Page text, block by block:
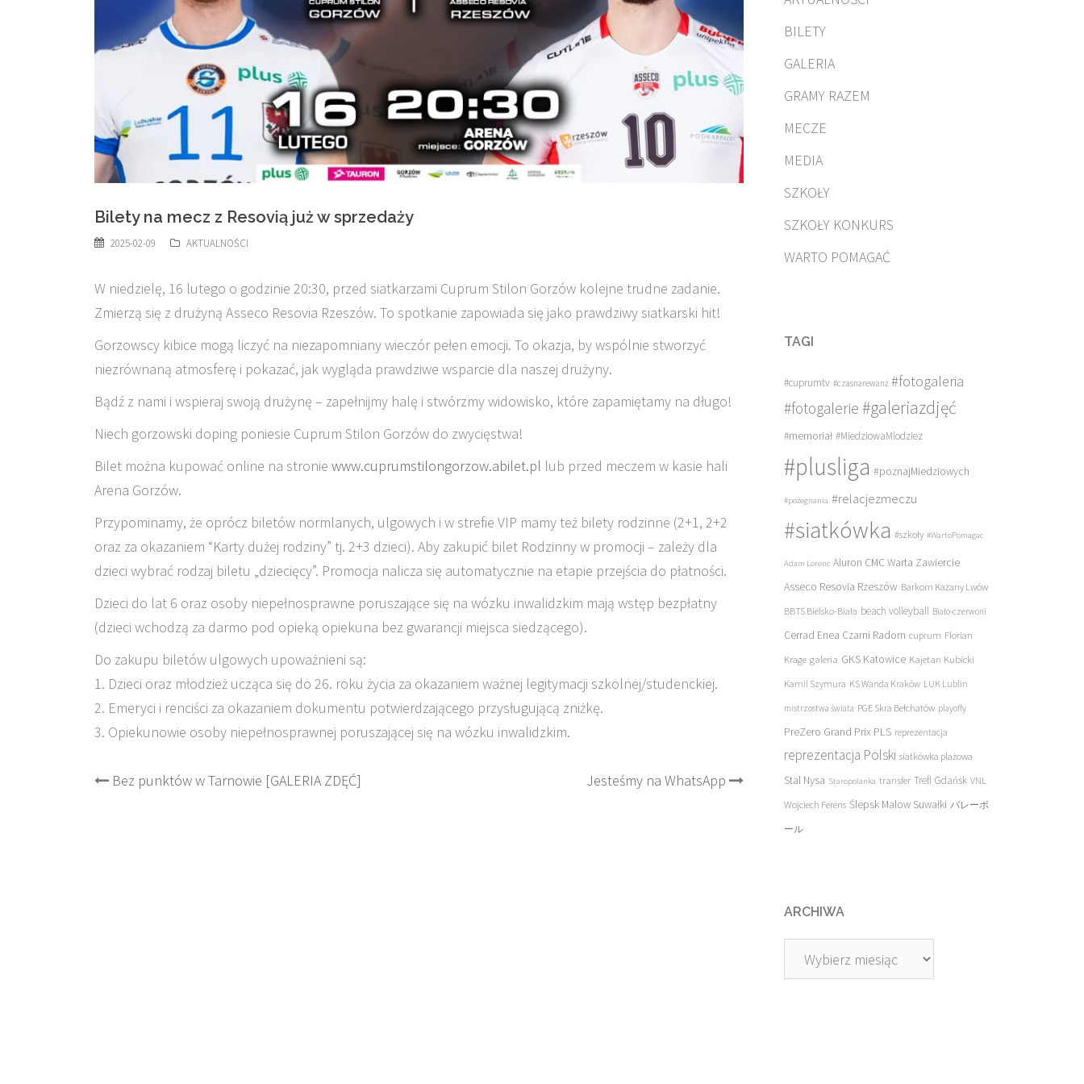
Bilety na mecz z Resovią już w sprzedaży
2025-02-09 AKTUALNOŚCI
W niedzielę, 16 lutego o godzinie 20:30, przed siatkarzami Cuprum Stilon Gorzów kolejne trudne zadanie.
Zmierzą się z drużyną Asseco Resovia Rzeszów. To spotkanie zapowiada się jako prawdziwy siatkarski hit!
Gorzowscy kibice mogą liczyć na niezapomniany wieczór pełen emocji. To okazja, by wspólnie stworzyć
niezrównaną atmosferę i pokazać, jak wygląda prawdziwe wsparcie dla naszej drużyny.
Bądź z nami i wspieraj swoją drużynę – zapełnijmy halę i stwórzmy widowisko, które zapamiętamy na długo!
Niech gorzowski doping poniesie Cuprum Stilon Gorzów do zwycięstwa!
Bilet można kupować online na stronie www.cuprumstilongorzow.abilet.pl lub przed meczem w kasie hali
Arena Gorzów.
Przypominamy, że oprócz biletów normlanych, ulgowych i w strefie VIP mamy też bilety rodzinne (2+1, 2+2
oraz za okazaniem “Karty dużej rodziny” tj. 2+3 dzieci). Aby zakupić bilet Rodzinny w promocji – zależy dla
dzieci wybrać rodzaj biletu „dziecięcy”. Promocja nalicza się automatycznie na etapie przejścia do płatności.
Dzieci do lat 6 oraz osoby niepełnosprawne poruszające się na wózku inwalidzkim mają wstęp bezpłatny
(dzieci wchodzą za darmo pod opieką opiekuna bez gwarancji miejsca siedzącego).
Do zakupu biletów ulgowych upoważnieni są:
1. Dzieci oraz młodzież ucząca się do 26. roku życia za okazaniem ważnej legitymacji szkolnej/studenckiej.
2. Emeryci i renciści za okazaniem dokumentu potwierdzającego przysługującą zniżkę.
3. Opiekunowie osoby niepełnosprawnej poruszającej się na wózku inwalidzkim.
Post
Bez punktów w Tarnowie [GALERIA ZDĘĆ] Jesteśmy na WhatsApp
BILETY
GALERIA
GRAMY RAZEM
MECZE
MEDIA
SZKOŁY
SZKOŁY KONKURS
WARTO POMAGAĆ
TAGI
#cuprumtv #czasnarewanż #fotogaleria
#fotogalerie #galeriazdjęć
#memoriał #MiedziowaMlodziez
#plusliga #poznajMiedziowych
#pożegnania #relacjezmeczu
#siatkówka #szkoły #WartoPomagac
Adam Lorenc Aluron CMC Warta Zawiercie
Asseco Resovia Rzeszów Barkom Każany Lwów
BBTS Bielsko-Biała beach volleyball Biało-czerwoni
Cerrad Enea Czarni Radom cuprum Florian
Krage galeria GKS Katowice Kajetan Kubicki
Kamil Szymura KS Wanda Kraków LUK Lublin
mistrzostwa świata PGE Skra Bełchatów playoffy
PreZero Grand Prix PLS reprezentacja
reprezentacja Polski siatkówka plażowa
Stal Nysa Staropolanka transfer Trefl Gdańsk VNL
Wojciech Ferens Ślepsk Malow Suwałki バレーボ
ール
ARCHIWA
Archiwa